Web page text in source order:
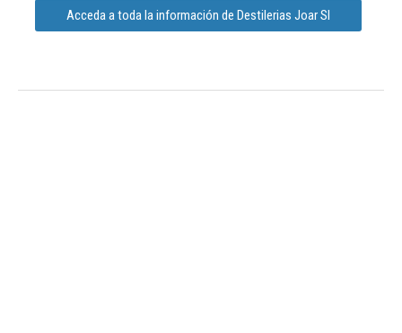
Acceda a toda la información de Destilerias Joar Sl